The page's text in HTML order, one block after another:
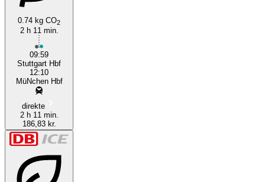
0.74 kg CO2
2 h 11 min.
09:59
Stuttgart Hbf
12:10
MüNchen Hbf
direkte
2 h 11 min.
186,83 kr.